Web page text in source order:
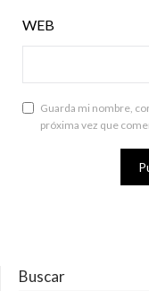
WEB
Guarda mi nombre,
próxima vez que
Buscar